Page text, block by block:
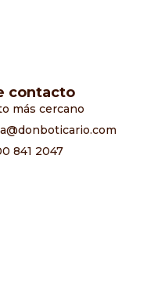
contacto
más cercano
841 2047